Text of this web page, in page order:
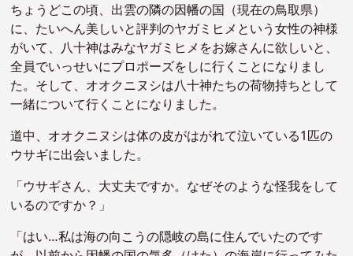
ちょうどこの頃、出雲の隣の因幡の国（現在の鳥取県）
に、たいへん美しいと評判のヤガミヒメという女性の神様
がいて、八十神はみなヤガミヒメをお嫁さんに欲しいと、
全員でいっせいにプロポーズをしに行くことになりまし
た。そして、オオクニヌシは八十神たちの荷物持ちとして
一緒について行くことになりました。
道中、オオクニヌシは体の皮がはがれて泣いている1匹の
ウサギに出会いました。
「ウサギさん、大丈夫ですか。なぜそのような怪我をして
いるのですか？」
「はい…私は海の向こうの隠岐の島に住んでいたのです